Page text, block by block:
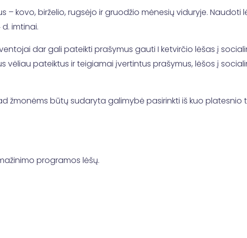
kovo, birželio, rugsėjo ir gruodžio mėnesių viduryje. Naudoti
imtinai.
dar gali pateikti prašymus gauti I ketvirčio lėšas į
vėliau pateiktus ir teigiamai įvertintus prašymus, lėšos į
žmonėms būtų sudaryta galimybė pasirinkti iš kuo platesnio
programos lėšų.